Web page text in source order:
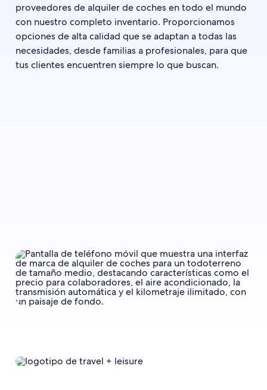
proveedores de alquiler de coches en todo el mundo
con nuestro completo inventario. Proporcionamos
opciones de alta calidad que se adaptan a todas las
necesidades, desde familias a profesionales, para que
tus clientes encuentren siempre lo que buscan.